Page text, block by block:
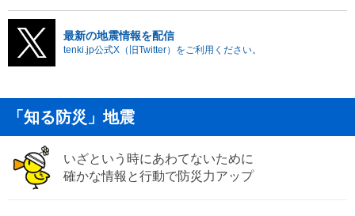
最新の地震情報を配信
tenki.jp公式X（旧Twitter）をご利用ください。
「知る防災」地震
いざという時にあわてないために
確かな情報と行動で防災力アップ